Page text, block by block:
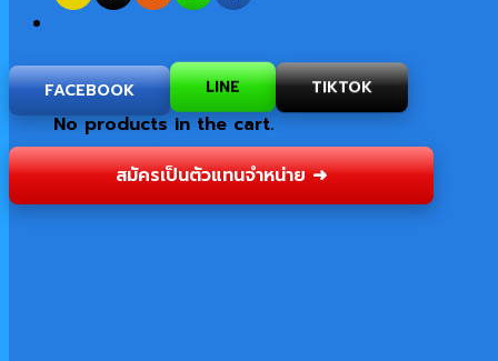
Cart
No products in the cart.
FACEBOOK LINE TIKTOK
สมัครเป็นตัวแทนจำหน่าย ➜